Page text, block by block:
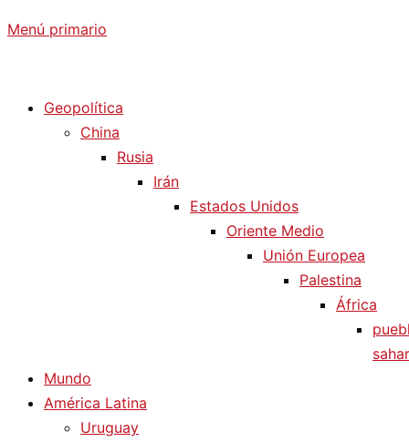
Menú primario
Geopolítica
China
Rusia
Irán
Estados Unidos
Oriente Medio
Unión Europea
Palestina
África
Mundo
América Latina
Uruguay